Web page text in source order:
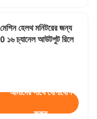
হেলথ মনিটরের জন্য
১৬ চ্যানেল আউটপুট রিলে
আমাদের সাথে যোগাযোগ
করুন